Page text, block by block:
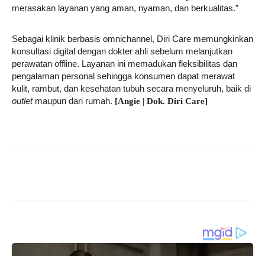
merasakan layanan yang aman, nyaman, dan berkualitas.”
Sebagai klinik berbasis omnichannel, Diri Care memungkinkan
konsultasi digital dengan dokter ahli sebelum melanjutkan
perawatan offline. Layanan ini memadukan fleksibilitas dan
pengalaman personal sehingga konsumen dapat merawat
kulit, rambut, dan kesehatan tubuh secara menyeluruh, baik di
outletmaupun dari rumah. [Angie | Dok. Diri Care]